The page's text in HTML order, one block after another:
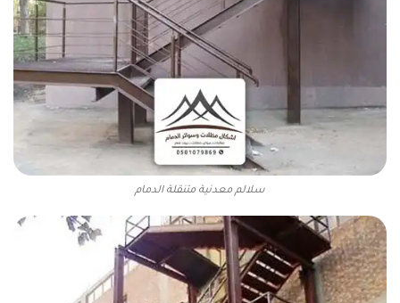
سلالم معدنية متنقلة الدمام